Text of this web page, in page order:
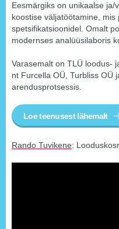
Eesmärgiks on unikaalse
koostise väljatöötamine,
spetsifikatsioonidel. Omalt
modernses analüüsilaboris
Varasemalt on TLÜ loodus-
nt Furcella OÜ, Turbliss OÜ
arendusprotsessis.
Loe teenusest lähemalt
Rando Tuvikene: